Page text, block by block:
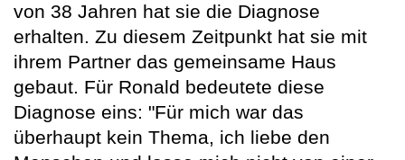
von 38 Jahren hat sie die Diagnose
erhalten. Zu diesem Zeitpunkt hat sie mit
ihrem Partner das gemeinsame Haus
gebaut. Für Ronald bedeutete diese
Diagnose eins: "Für mich war das
überhaupt kein Thema, ich liebe den